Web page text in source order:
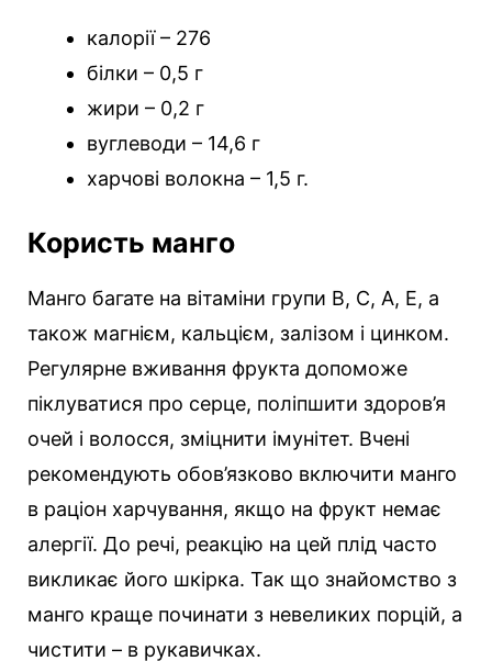
калорії – 276
білки – 0,5 г
жири – 0,2 г
вуглеводи – 14,6 г
харчові волокна – 1,5 г.
Користь манго
Манго багате на вітаміни групи В, С, А, Е, а
також магнієм, кальцієм, залізом і цинком.
Регулярне вживання фрукта допоможе
піклуватися про серце, поліпшити здоров’я
очей і волосся, зміцнити імунітет. Вчені
рекомендують обов’язково включити манго
в раціон харчування, якщо на фрукт немає
алергії. До речі, реакцію на цей плід часто
викликає його шкірка. Так що знайомство з
манго краще починати з невеликих порцій, а
чистити – в рукавичках.